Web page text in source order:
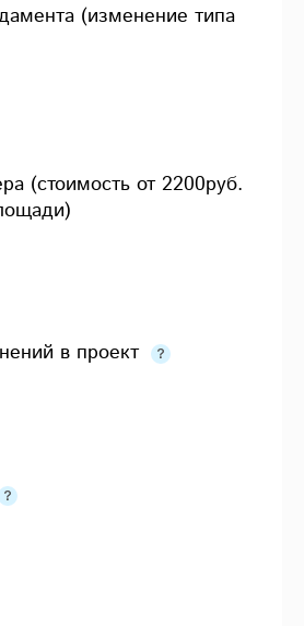
(изменение типа
(стоимость от 2200руб.
в проект